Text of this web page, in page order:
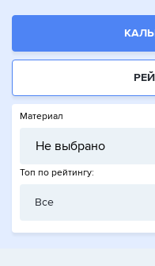
Материал
Не выбрано
Топ по рейтингу:
Все